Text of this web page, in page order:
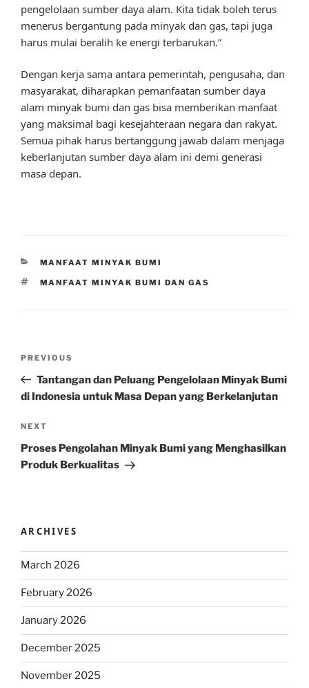
pengelolaan sumber daya alam. Kita tidak boleh terus
menerus bergantung pada minyak dan gas, tapi juga
harus mulai beralih ke energi terbarukan.”
Dengan kerja sama antara pemerintah, pengusaha, dan
masyarakat, diharapkan pemanfaatan sumber daya
alam minyak bumi dan gas bisa memberikan manfaat
yang maksimal bagi kesejahteraan negara dan rakyat.
Semua pihak harus bertanggung jawab dalam menjaga
keberlanjutan sumber daya alam ini demi generasi
masa depan.
CATEGORIES
MANFAAT MINYAK BUMI
TAGS
MANFAAT MINYAK BUMI DAN GAS
Previous
Post
PREVIOUS
Tantangan dan Peluang Pengelolaan Minyak Bumi
di Indonesia untuk Masa Depan yang Berkelanjutan
Next
Post
NEXT
Proses Pengolahan Minyak Bumi yang Menghasilkan
Produk Berkualitas
ARCHIVES
March 2026
February 2026
January 2026
December 2025
November 2025